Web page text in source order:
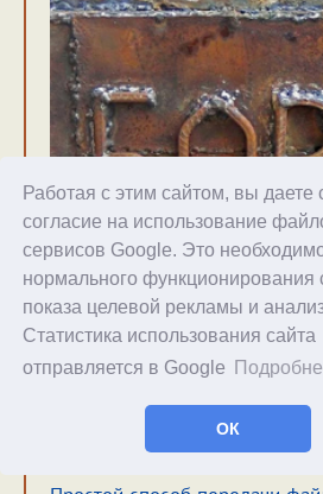
Работая с этим сайтом, вы даете
согласие на использование
сервисов Google. Это
нормального функционирования
показа целевой рекламы и
Статистика использования сайта
отправляется в Google
ОК
Ностальгичные калушата
17.04.2026 66